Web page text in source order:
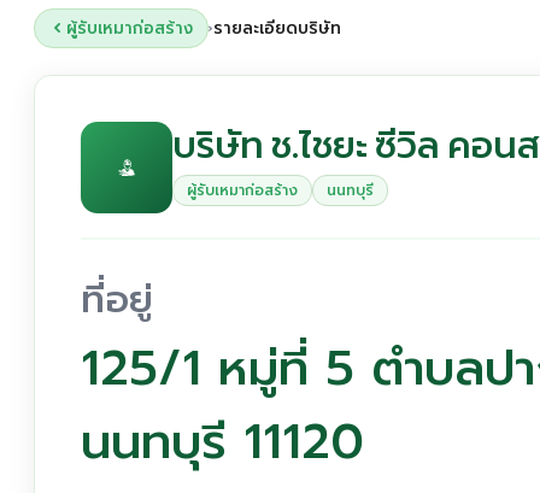
ผู้รับเหมาก่อสร้าง ›รายละเอียดบริษัท
บริษัท ช.ไชยะ ซีวิล คอ
ผู้รับเหมาก่อสร้าง นนทบุรี
ที่อยู่
125/1 หมู่ที่ 5 ตำบลป
นนทบุรี 11120